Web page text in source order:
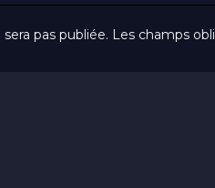
pas publiée. Les champs